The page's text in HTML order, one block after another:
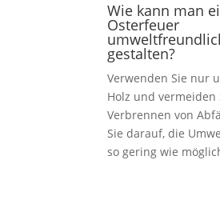
Wie kann man
Osterfeuer
gestalten?
Verwenden Sie nur
Holz und vermeiden
Verbrennen von
Sie darauf, die
so gering wie